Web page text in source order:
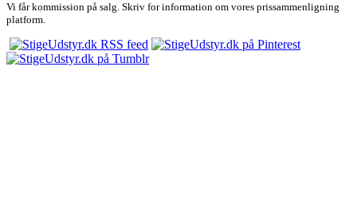
Vi får kommission på salg. Skriv for information om vores prissammenligning
platform.